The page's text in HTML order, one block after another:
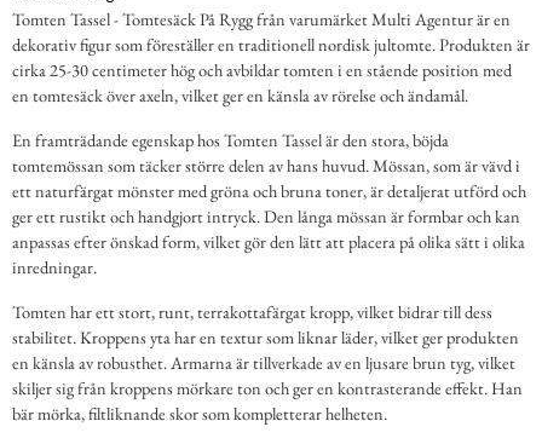
Tomten Tassel - Tomtesäck På Rygg från varumärket Multi Agentur är en
dekorativ figur som föreställer en traditionell nordisk jultomte. Produkten är
cirka 25-30 centimeter hög och avbildar tomten i en stående position med
en tomtesäck över axeln, vilket ger en känsla av rörelse och ändamål.
En framträdande egenskap hos Tomten Tassel är den stora, böjda
tomtemössan som täcker större delen av hans huvud. Mössan, som är vävd i
ett naturfärgat mönster med gröna och bruna toner, är detaljerat utförd och
ger ett rustikt och handgjort intryck. Den långa mössan är formbar och kan
anpassas efter önskad form, vilket gör den lätt att placera på olika sätt i olika
inredningar.
Tomten har ett stort, runt, terrakottafärgat kropp, vilket bidrar till dess
stabilitet. Kroppens yta har en textur som liknar läder, vilket ger produkten
en känsla av robusthet. Armarna är tillverkade av en ljusare brun tyg, vilket
skiljer sig från kroppens mörkare ton och ger en kontrasterande effekt. Han
bär mörka, filtliknande skor som kompletterar helheten.